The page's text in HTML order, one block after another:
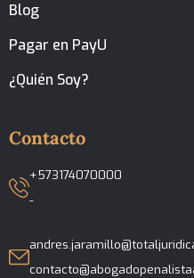
Blog
Pagar en PayU
¿Quién Soy?
Contacto
+573174070000
-